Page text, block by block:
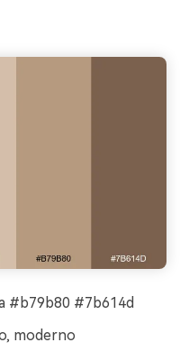
#b79b80 #7b614d
moderno